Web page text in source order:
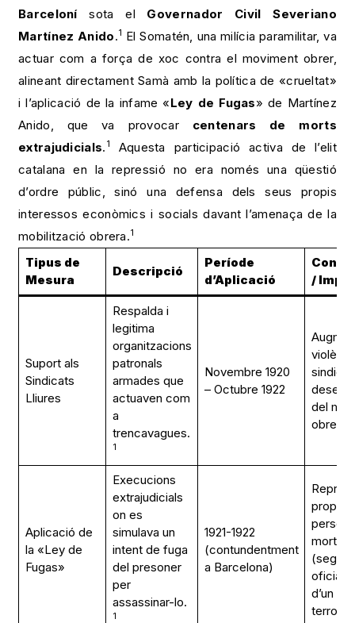
Barcelonísota el Governador Civil Severiano
Martínez Anido.1 El Somatén, una milícia paramilitar, va
actuar com a força de xoc contra el moviment obrer,
alineant directament Samà amb la política de «crueltat»
i l’aplicació de la infame «Ley de Fugas» de Martínez
Anido, que va provocar centenars de morts
extrajudicials. 1
Aquesta participació activa de l’elit
catalana en la repressió no era només una qüestió
d’ordre públic, sinó una defensa dels seus propis
interessos econòmics i socials davant l’amenaça de la
mobilització obrera.1
Tipus de
Mesura
Descripció
Període
d’Aplicació
/
Suport als
Sindicats
Lliures
Respalda i
legitima
organitzacions
patronals
armades que
actuaven com
a
trencavagues.
1
Novembre 1920
– Octubre 1922
del
obrer.
Aplicació de
la «Ley de
Fugas»
Execucions
extrajudicials
on es
simulava un
intent de fuga
del presoner
per
assassinar-lo.
1
1921-1922
(contundentment
a Barcelona)
prop
morts,
d’un
terror.